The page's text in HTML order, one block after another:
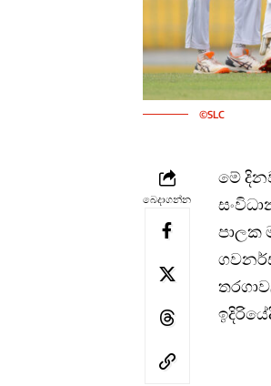
©SLC
බෙදාගන්න
මේ